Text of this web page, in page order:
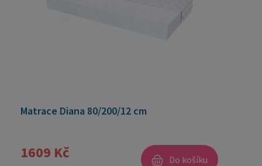
Matrace Diana 80/200/12 cm
1609 Kč Do košíku